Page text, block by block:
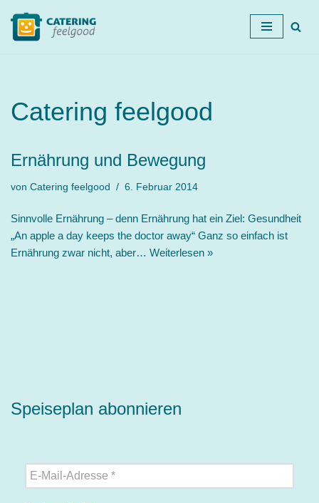
Zum
Catering feelgood
Ernährung und Bewegung
von Catering feelgood 6. Februar 2014
Sinnvolle Ernährung – denn Ernährung hat ein Ziel: Gesundheit
„An apple a day keeps the doctor away“ Ganz so einfach ist
Ernährung zwar nicht, aber… Weiterlesen »
Speiseplan abonnieren